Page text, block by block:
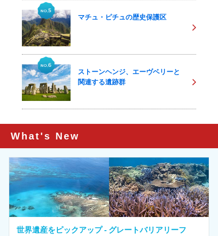
マチュ・ピチュの歴史保護区
ストーンヘンジ、エーヴベリーと
関連する遺跡群
What's New
世界遺産をピックアップ - グレートバリアリーフ